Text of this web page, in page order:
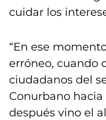
cuidar los
“En ese
erróneo, cuando
ciudadanos del
Conurbano
después vino el